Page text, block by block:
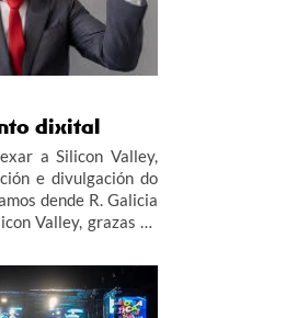
dixital
a Silicon Valley,
e divulgación do
dende R. Galicia
Valley, grazas ao
R.